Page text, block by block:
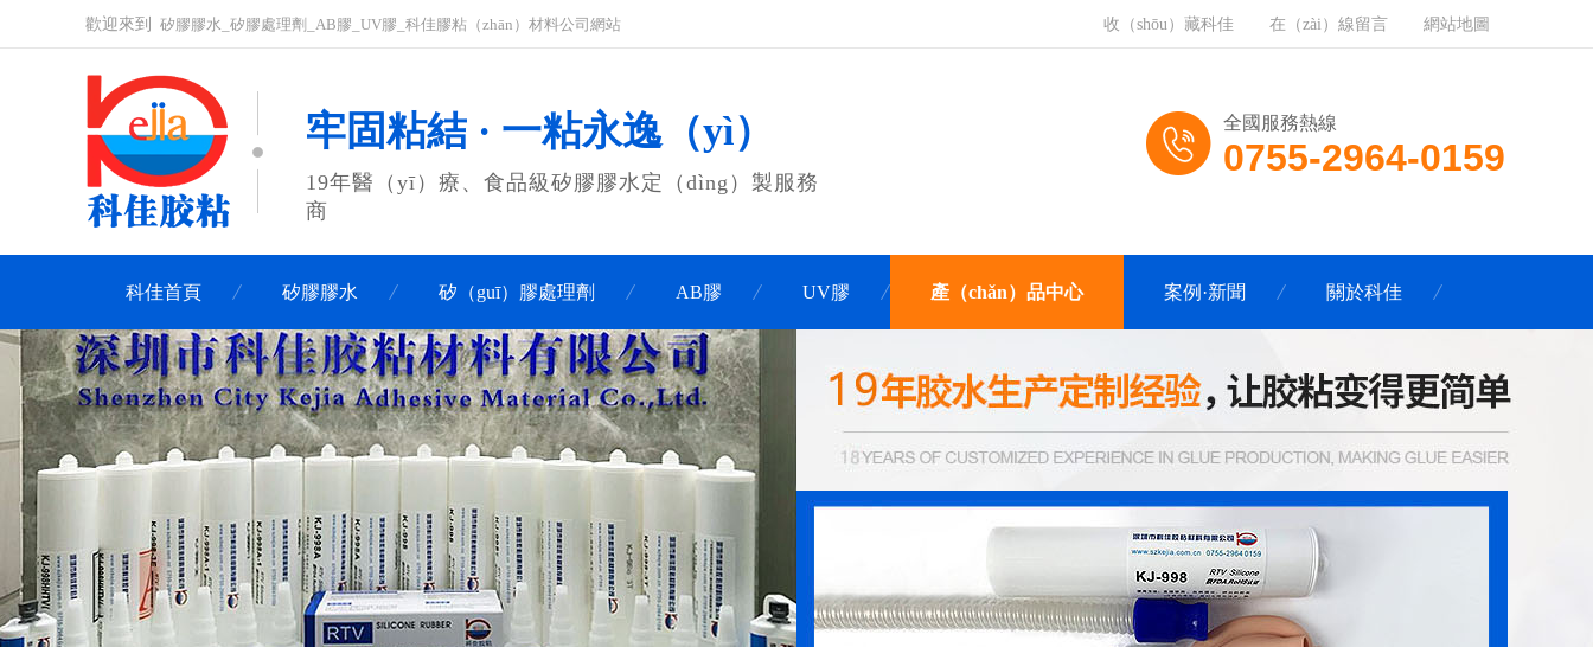
歡迎來到 矽膠膠水_矽膠處理劑_AB膠_UV膠_科佳膠粘（zhān）材料公司網站 收（shōu）藏科佳 在（zài）線留言 網站地圖
牢固粘結 · 一粘永逸（yì）
19年醫（yī）療、食品級矽膠膠水定（dìng）製服務
商
全國服務熱線
0755-2964-0159
科佳首頁 矽膠膠水 矽（guī）膠處理劑 AB膠 UV膠 產（chǎn）品中心 案例·新聞 關於科佳
聯係科佳